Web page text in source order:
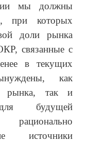
мы должны
при которых
доли рынка
связанные с
в текущих
как
рынка, так и
будущей
рационально
источники